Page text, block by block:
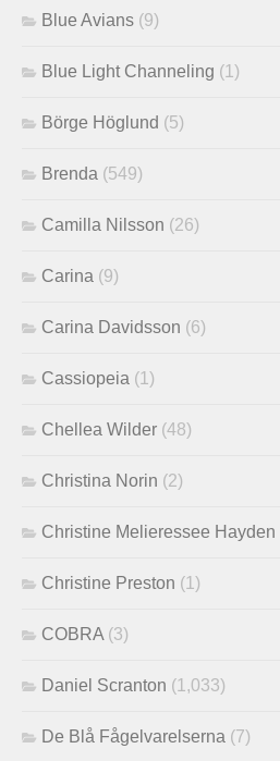
Blue Avians (9)
Blue Light Channeling (1)
Börge Höglund (5)
Brenda (549)
Camilla Nilsson (26)
Carina (9)
Carina Davidsson (6)
Cassiopeia (1)
Chellea Wilder (48)
Christina Norin (2)
Christine Melieressee Hayden
Christine Preston (1)
COBRA (3)
Daniel Scranton (1,033)
De Blå Fågelvarelserna (7)